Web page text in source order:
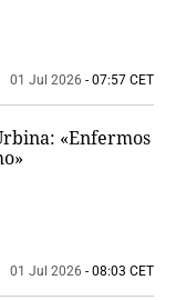
01 Jul 2026 - 07:57 CET
«Enfermos
01 Jul 2026 - 08:03 CET